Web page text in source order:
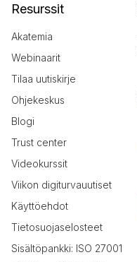
Resurssit
Akatemia
Webinaarit
Tilaa uutiskirje
Ohjekeskus
Blogi
Trust center
Videokurssit
Viikon digiturvauutiset
Käyttöehdot
Tietosuojaselosteet
Sisältöpankki: ISO 27001